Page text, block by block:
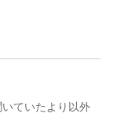
ていたより以外